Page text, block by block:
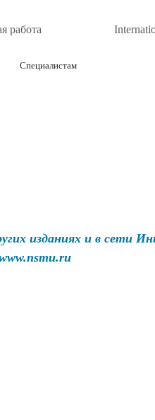
работа
Специалистам
изданиях и в сети